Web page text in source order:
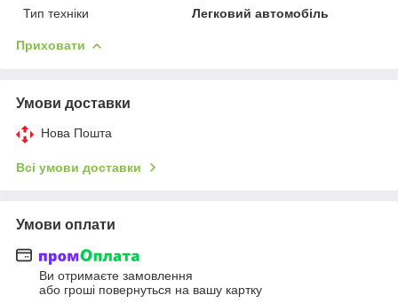
Тип техніки
Легковий автомобіль
Приховати
Умови доставки
Нова Пошта
Всі умови доставки
Умови оплати
Ви отримаєте замовлення
або гроші повернуться на вашу картку